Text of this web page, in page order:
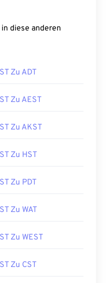
diese anderen
Zu ADT
Zu AEST
Zu AKST
Zu HST
Zu PDT
Zu WAT
Zu WEST
Zu CST